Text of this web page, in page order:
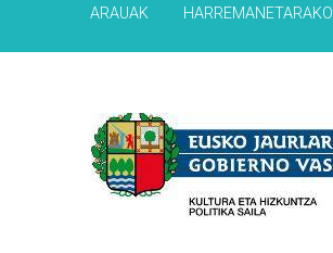
ARAUAK HARREMANETARAKO